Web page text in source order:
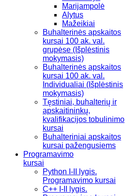
Marijampolė
Alytus
Mažeikiai
Buhalterinės apskaitos
kursai 100 ak. val.
grupėse (Išplėstinis
mokymasis)
Buhalterinės apskaitos
kursai 100 ak. val.
Individualiai (Išplėstinis
mokymasis)
Tęstiniai, buhalterių ir
apskaitininkų,
kvalifikacijos tobulinimo
kursai
Buhalteriniai apskaitos
kursai pažengusiems
Programavimo
kursai
Python I-II lygis.
Programavimo kursai
C++ I-II lygis.